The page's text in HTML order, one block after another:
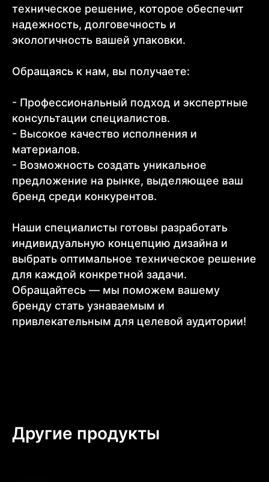
техническое решение, которое обеспечит
надежность, долговечность и
экологичность вашей упаковки.
Обращаясь к нам, вы получаете:
- Профессиональный подход и экспертные
консультации специалистов.
- Высокое качество исполнения и
материалов.
- Возможность создать уникальное
предложение на рынке, выделяющее ваш
бренд среди конкурентов.
Наши специалисты готовы разработать
индивидуальную концепцию дизайна и
выбрать оптимальное техническое решение
для каждой конкретной задачи.
Обращайтесь — мы поможем вашему
бренду стать узнаваемым и
привлекательным для целевой аудитории!
Другие продукты